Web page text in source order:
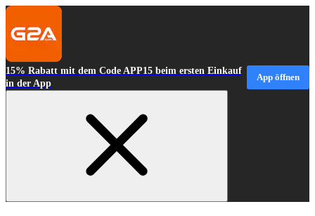
15% Rabatt mit dem Code APP15 beim ersten Einkauf
in der App
App öffnen